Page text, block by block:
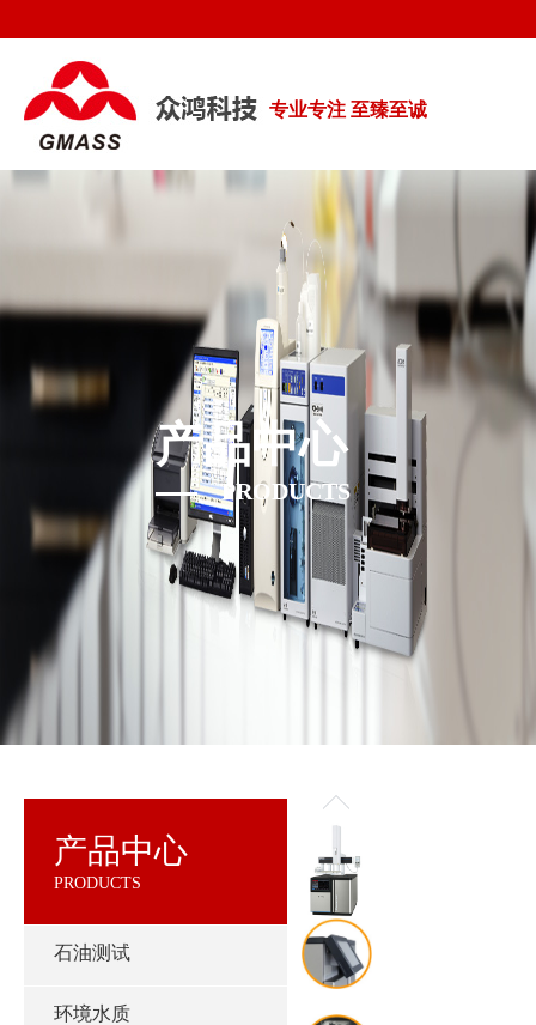
专业专注 至臻至诚
产品中心
PRODUCTS
产品中心
PRODUCTS
石油测试
环境水质